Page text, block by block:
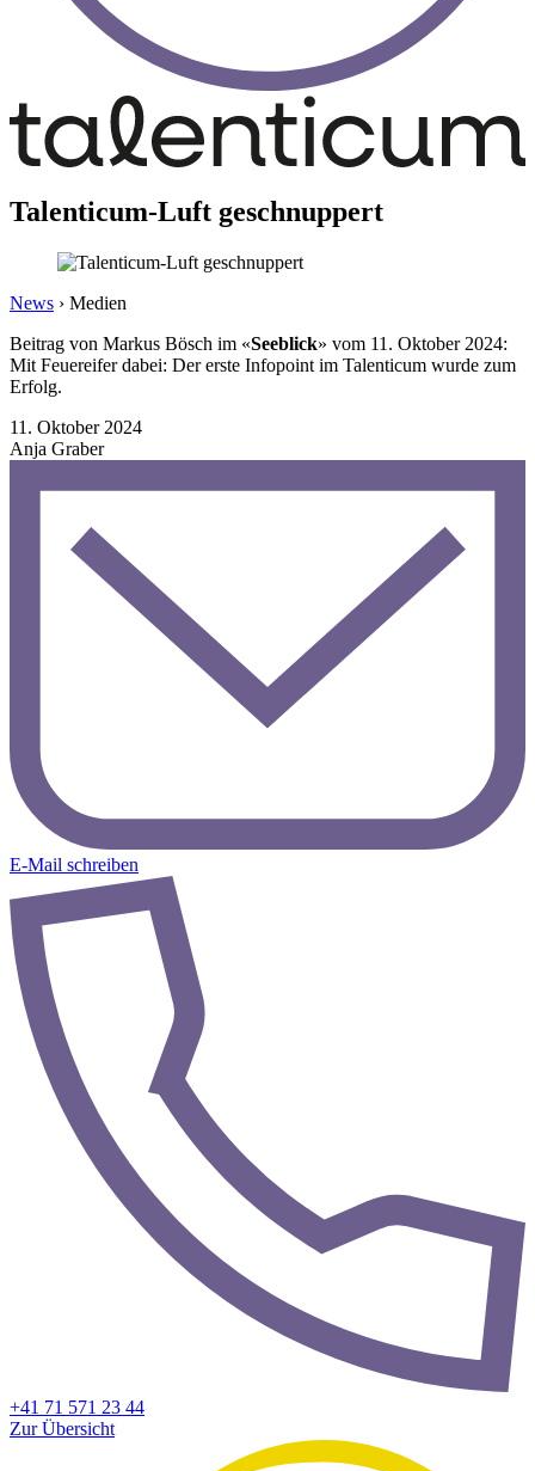
Talenticum-Luft geschnuppert
News › Medien
Beitrag von Markus Bösch im «Seeblick» vom 11. Oktober 2024:
Mit Feuereifer dabei: Der erste Infopoint im Talenticum wurde zum
Erfolg.
Veröffentlicht
am
11. Oktober 2024
Anja Graber
E-Mail schreiben
+41 71 571 23 44
Zur Übersicht